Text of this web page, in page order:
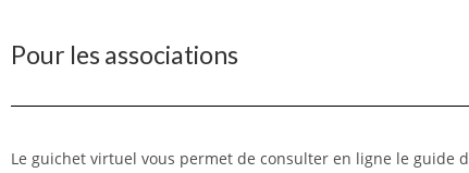
Pour les associations
Le guichet virtuel vous permet de consulter en ligne le guide